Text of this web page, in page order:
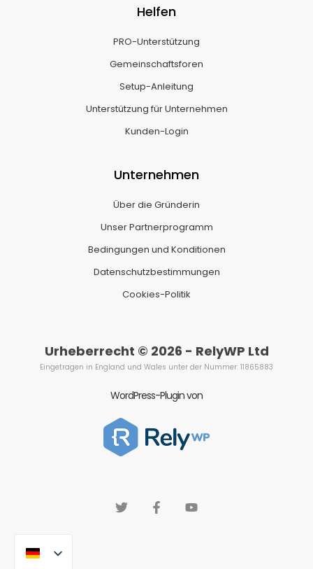
Helfen
PRO-Unterstützung
Gemeinschaftsforen
Setup-Anleitung
Unterstützung für Unternehmen
Kunden-Login
Unternehmen
Über die Gründerin
Unser Partnerprogramm
Bedingungen und Konditionen
Datenschutzbestimmungen
Cookies-Politik
Urheberrecht © 2026 - RelyWP Ltd
Eingetragen in England und Wales unter der Nummer: 11865883
WordPress-Plugin von